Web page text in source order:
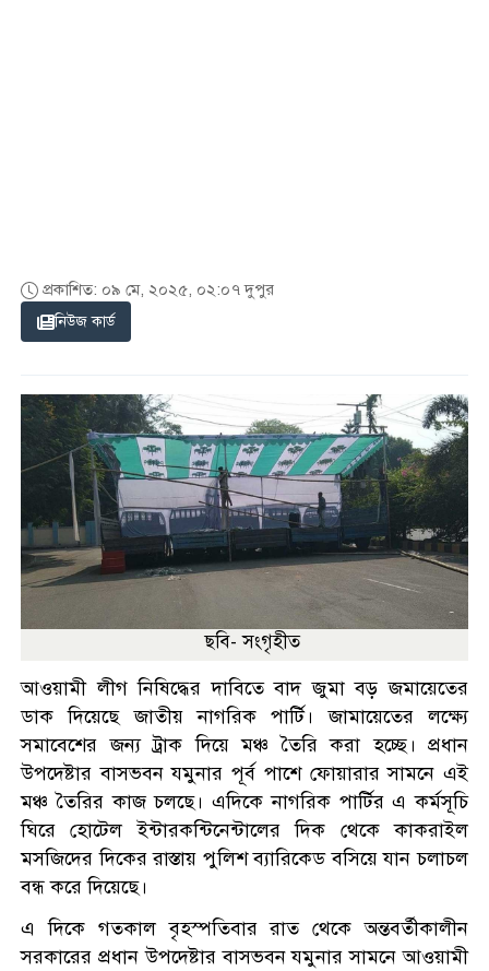
প্রকাশিত: ০৯ মে, ২০২৫, ০২:০৭ দুপুর
নিউজ কার্ড
ছবি- সংগৃহীত
আওয়ামী লীগ নিষিদ্ধের দাবিতে বাদ জুমা বড় জমায়েতের
ডাক দিয়েছে জাতীয় নাগরিক পার্টি। জামায়েতের লক্ষ্যে
সমাবেশের জন্য ট্রাক দিয়ে মঞ্চ তৈরি করা হচ্ছে। প্রধান
উপদেষ্টার বাসভবন যমুনার পূর্ব পাশে ফোয়ারার সামনে এই
মঞ্চ তৈরির কাজ চলছে। এদিকে নাগরিক পার্টির এ কর্মসূচি
ঘিরে হোটেল ইন্টারকন্টিনেন্টালের দিক থেকে কাকরাইল
মসজিদের দিকের রাস্তায় পুলিশ ব্যারিকেড বসিয়ে যান চলাচল
বন্ধ করে দিয়েছে।
এ দিকে গতকাল বৃহস্পতিবার রাত থেকে অন্তবর্তীকালীন
সরকারের প্রধান উপদেষ্টার বাসভবন যমুনার সামনে আওয়ামী